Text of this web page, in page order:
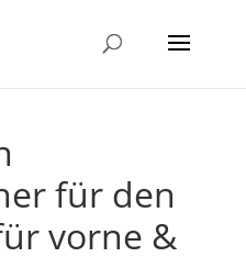
für den
vorne &